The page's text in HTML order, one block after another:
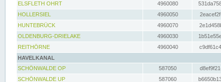
ELSFLETH OHRT
4960080
HOLLERSIEL
4960050
HUNTEBRÜCK
4960070
OLDENBURG-DRIELAKE
4960030
REITHÖRNE
4960040
HAVELKANAL
SCHÖNWALDE OP
587050
SCHÖNWALDE UP
587060